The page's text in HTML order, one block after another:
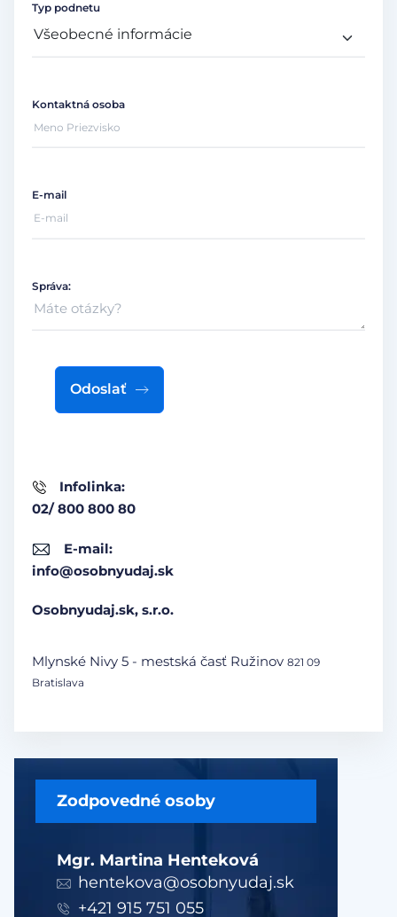
Zodpovedné osoby
Mgr. Martina Henteková
hentekova@osobnyudaj.sk
+421 915 751 055
Infolinka:
02/ 800 800 80
E-mail:
info@osobnyudaj.sk
Osobnyudaj.sk, s.r.o.
Mlynské Nivy 5 - mestská časť Ružinov 821 09
Bratislava
Typ podnetu
Kontaktná osoba
E-mail
Správa:
Odoslať